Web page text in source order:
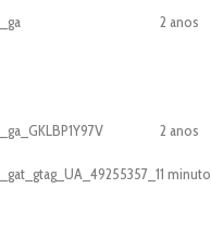
_ga 2 anos
_ga_GKLBP1Y97V
2 anos
_gat_gtag_UA_49255357_11 minuto